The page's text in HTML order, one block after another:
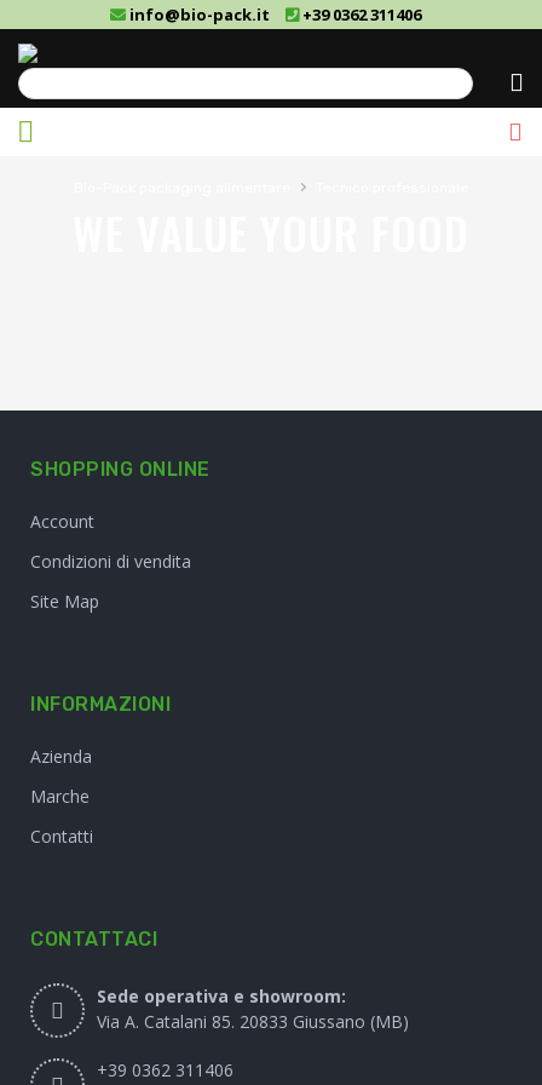
info@bio-pack.it +39 0362 311406
›
SHOPPING ONLINE
Account
Condizioni di vendita
Site Map
INFORMAZIONI
Azienda
Marche
Contatti
CONTATTACI
Sede operativa e showroom:
Via A. Catalani 85. 20833 Giussano (MB)
+39 0362 311406